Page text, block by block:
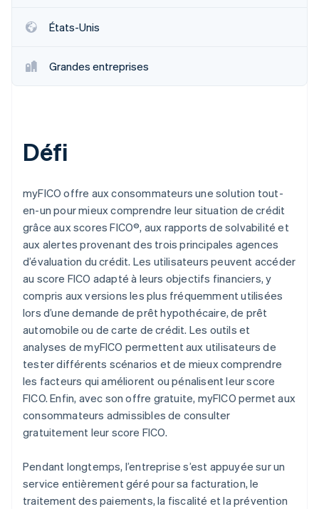
États-Unis
Grandes entreprises
Défi
myFICO offre aux consommateurs une solution tout-
en-un pour mieux comprendre leur situation de crédit
grâce aux scores FICO®, aux rapports de solvabilité et
aux alertes provenant des trois principales agences
d’évaluation du crédit. Les utilisateurs peuvent accéder
au score FICO adapté à leurs objectifs financiers, y
compris aux versions les plus fréquemment utilisées
lors d’une demande de prêt hypothécaire, de prêt
automobile ou de carte de crédit. Les outils et
analyses de myFICO permettent aux utilisateurs de
tester différents scénarios et de mieux comprendre
les facteurs qui améliorent ou pénalisent leur score
FICO. Enfin, avec son offre gratuite, myFICO permet aux
consommateurs admissibles de consulter
gratuitement leur score FICO.
Pendant longtemps, l’entreprise s’est appuyée sur un
service entièrement géré pour sa facturation, le
traitement des paiements, la fiscalité et la prévention